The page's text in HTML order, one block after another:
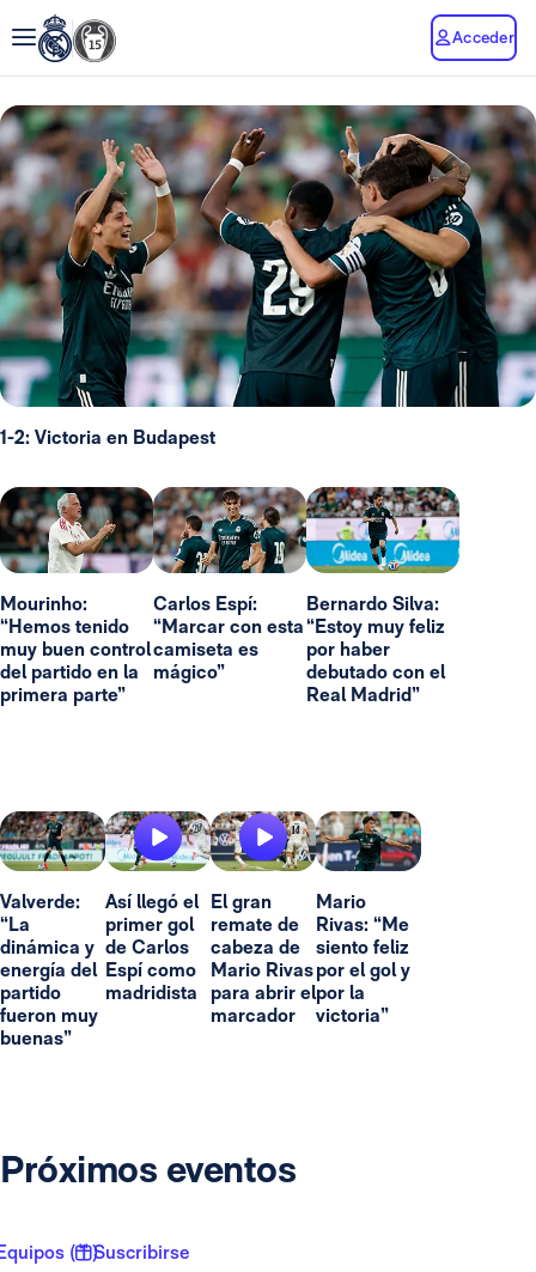
Acceder
1-2: Victoria en Budapest
Mourinho:
“Hemos tenido
muy buen control
del partido en la
primera parte”
Carlos Espí:
“Marcar con esta
camiseta es
mágico”
Bernardo Silva:
“Estoy muy feliz
por haber
debutado con el
Real Madrid”
Valverde:
“La
dinámica y
energía del
partido
fueron muy
buenas”
Así llegó el
primer gol
de Carlos
Espí como
madridista
El gran
remate de
cabeza de
Mario Rivas
para abrir el
marcador
Mario
Rivas: “Me
siento feliz
por el gol y
por la
victoria”
Próximos eventos
( 1 )Suscribirse